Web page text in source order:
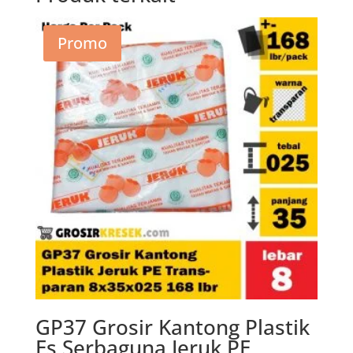
Promo
GP37 Grosir Kantong Plastik